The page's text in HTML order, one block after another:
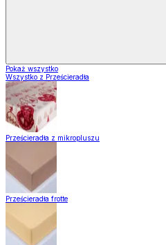
Pokaż wszystko
Wszystko z Prześcieradła
Prześcieradła z mikropluszu
Prześcieradła frotte